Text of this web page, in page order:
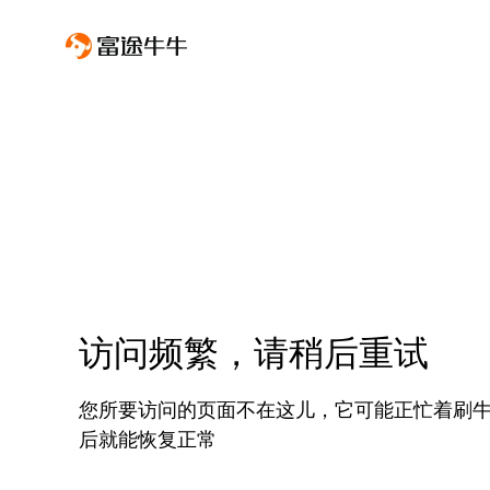
访问频繁，请稍后重试
您所要访问的页面不在这儿，它可能正忙着刷
后就能恢复正常